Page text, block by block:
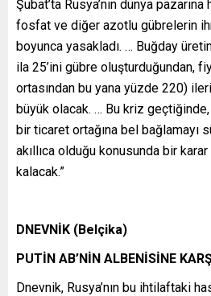
Şubat’ta Rusya’nın dünya
fosfat ve diğer azotlu gübrelerin
boyunca yasakladı. … Buğday
ila 25’ini gübre oluşturduğundan,
ortasından bu yana yüzde 220)
büyük olacak. … Bu kriz
bir ticaret ortağına bel bağlamayı
akıllıca olduğu konusunda bir
kalacak.”
DNEVNİK (Belçika)
PUTİN AB’NİN ALBENİSİNE
Dnevnik, Rusya’nın bu ihtilaftaki